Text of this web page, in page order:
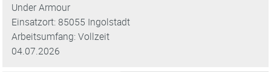
Under Armour
Einsatzort: 85055 Ingolstadt
Arbeitsumfang: Vollzeit
04.07.2026